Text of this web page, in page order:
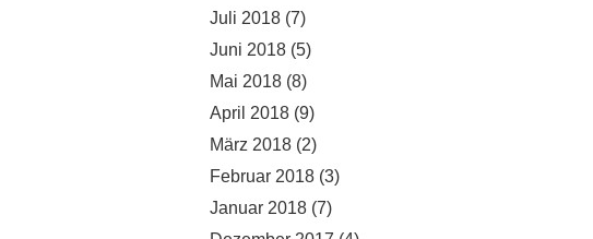
Juli 2018 (7)
Juni 2018 (5)
Mai 2018 (8)
April 2018 (9)
März 2018 (2)
Februar 2018 (3)
Januar 2018 (7)